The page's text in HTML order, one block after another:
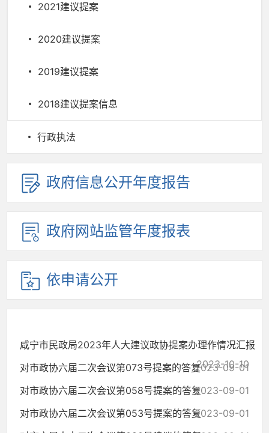
2021建议提案
2020建议提案
2019建议提案
2018建议提案信息
行政执法
政府信息公开年度报告
政府网站监管年度报表
依申请公开
咸宁市民政局2023年人大建议政协提案办理作情况汇报
2023-10-10
对市政协六届二次会议第073号提案的答复2023-09-01
对市政协六届二次会议第058号提案的答复2023-09-01
对市政协六届二次会议第053号提案的答复2023-09-01